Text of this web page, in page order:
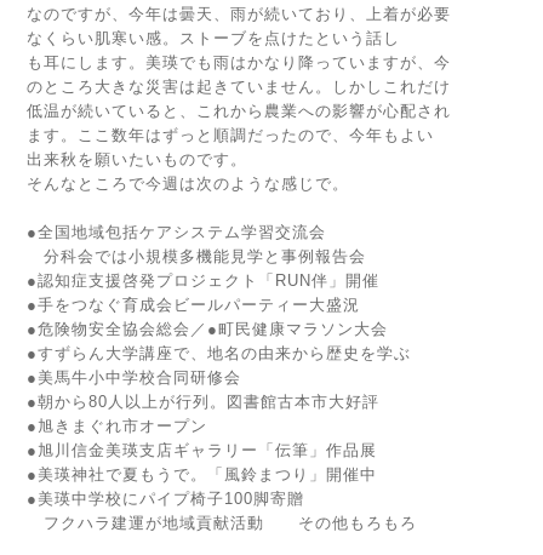
なのですが、今年は曇天、雨が続いており、上着が必要
なくらい肌寒い感。ストーブを点けたという話し
も耳にします。美瑛でも雨はかなり降っていますが、今
のところ大きな災害は起きていません。しかしこれだけ
低温が続いていると、これから農業への影響が心配され
ます。ここ数年はずっと順調だったので、今年もよい
出来秋を願いたいものです。
そんなところで今週は次のような感じで。
●全国地域包括ケアシステム学習交流会
分科会では小規模多機能見学と事例報告会
●認知症支援啓発プロジェクト「RUN伴」開催
●手をつなぐ育成会ビールパーティー大盛況
●危険物安全協会総会／●町民健康マラソン大会
●すずらん大学講座で、地名の由来から歴史を学ぶ
●美馬牛小中学校合同研修会
●朝から80人以上が行列。図書館古本市大好評
●旭きまぐれ市オープン
●旭川信金美瑛支店ギャラリー「伝筆」作品展
●美瑛神社で夏もうで。「風鈴まつり」開催中
●美瑛中学校にパイプ椅子100脚寄贈
フクハラ建運が地域貢献活動 その他もろもろ